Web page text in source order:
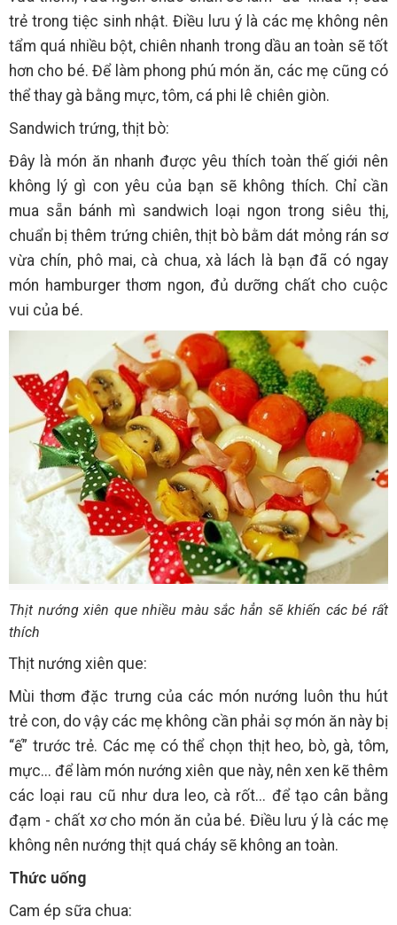
trẻ trong tiệc sinh nhật. Điều lưu ý là các mẹ không nên
tẩm quá nhiều bột, chiên nhanh trong dầu an toàn sẽ tốt
hơn cho bé. Để làm phong phú món ăn, các mẹ cũng có
thể thay gà bằng mực, tôm, cá phi lê chiên giòn.
Sandwich trứng, thịt bò:
Đây là món ăn nhanh được yêu thích toàn thế giới nên
không lý gì con yêu của bạn sẽ không thích. Chỉ cần
mua sẵn bánh mì sandwich loại ngon trong siêu thị,
chuẩn bị thêm trứng chiên, thịt bò bằm dát mỏng rán sơ
vừa chín, phô mai, cà chua, xà lách là bạn đã có ngay
món hamburger thơm ngon, đủ dưỡng chất cho cuộc
vui của bé.
Thịt nướng xiên que nhiều màu sắc hẳn sẽ khiến các bé rất
thích
Thịt nướng xiên que:
Mùi thơm đặc trưng của các món nướng luôn thu hút
trẻ con, do vậy các mẹ không cần phải sợ món ăn này bị
“ế” trước trẻ. Các mẹ có thể chọn thịt heo, bò, gà, tôm,
mực... để làm món nướng xiên que này, nên xen kẽ thêm
các loại rau cũ như dưa leo, cà rốt... để tạo cân bằng
đạm - chất xơ cho món ăn của bé. Điều lưu ý là các mẹ
không nên nướng thịt quá cháy sẽ không an toàn.
Thức uống
Cam ép sữa chua: